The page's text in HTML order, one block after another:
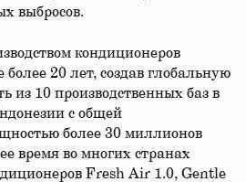
выбросов.
кондиционеров
более 20 лет, создав глобальную
из 10 производственных баз в
с общей
более 30 миллионов
время во многих странах
Fresh Air 1.0, Gentle